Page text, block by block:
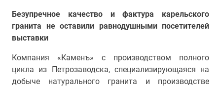
Безупречное качество и фактура карельского
гранита не оставили равнодушными посетителей
выставки
Компания «Каменъ» с производством полного
цикла из Петрозаводска, специализирующаяся на
добыче натурального гранита и производстве